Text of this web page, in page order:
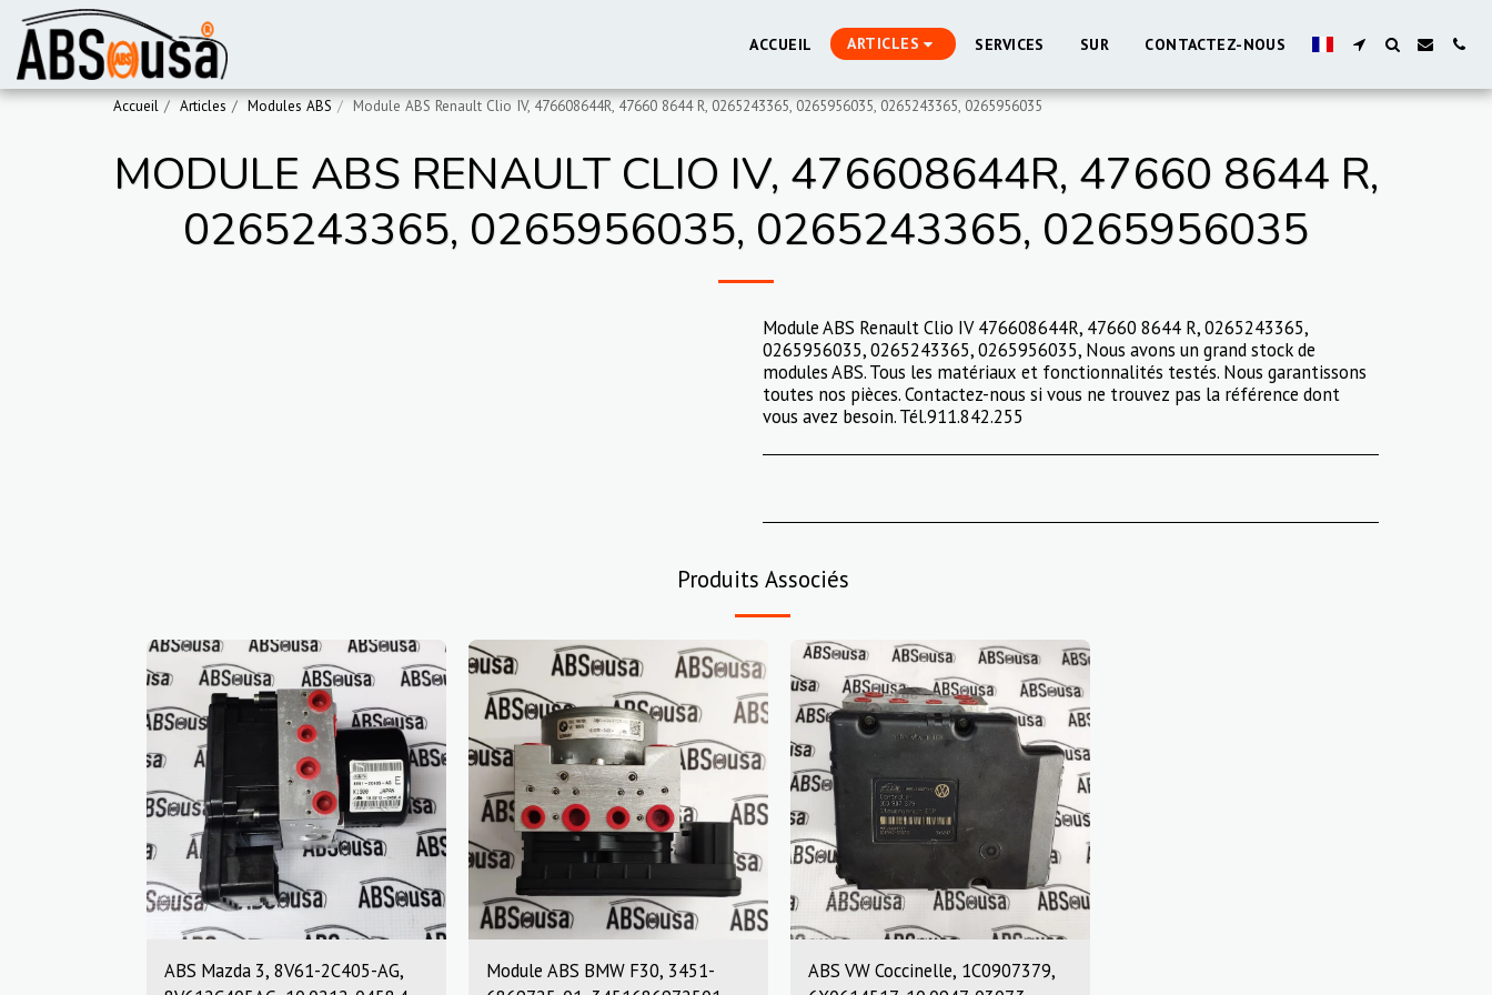
ACCUEIL ARTICLES SERVICES SUR CONTACTEZ-NOUS
Accueil Articles Modules ABS Module ABS Renault Clio IV, 476608644R, 47660 8644 R, 0265243365, 0265956035, 0265243365, 0265956035
MODULE ABS RENAULT CLIO IV, 476608644R, 47660 8644 R,
0265243365, 0265956035, 0265243365, 0265956035
Module ABS Renault Clio IV 476608644R, 47660 8644 R, 0265243365,
0265956035, 0265243365, 0265956035, Nous avons un grand stock de
modules ABS. Tous les matériaux et fonctionnalités testés. Nous garantissons
toutes nos pièces. Contactez-nous si vous ne trouvez pas la référence dont
vous avez besoin. Tél.911.842.255
Produits Associés
ABS Mazda 3, 8V61-2C405-AG,
Module ABS BMW F30, 3451-
ABS VW Coccinelle, 1C0907379,